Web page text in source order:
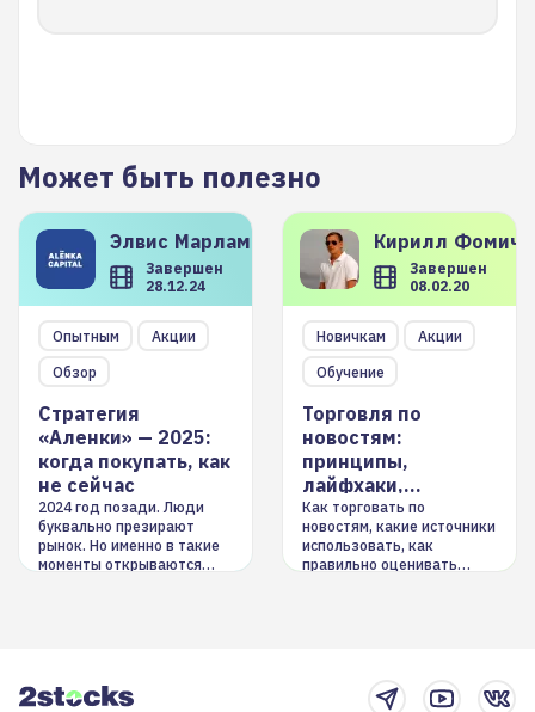
Может быть полезно
Элвис Марламов
Завершен
28.12.24
Опытным
Акции
Обзор
Стратегия
«Аленки» — 2025:
когда покупать, как
не сейчас
2024 год позади. Люди
буквально презирают
рынок. Но именно в такие
моменты открываются
Кирилл
Завершен
08.02.20
Новичкам
Акции
Обучение
Торговля по
новостям:
принципы,
лайфхаки,
инструменты
Как торговать по
новостям, какие источники
использовать, как
правильно оценивать